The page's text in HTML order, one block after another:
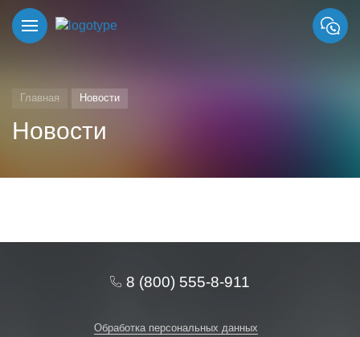
Главная Новости
Новости
8 (800) 555-8-911
Обработка персональных данных